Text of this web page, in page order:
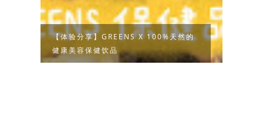
【体验分享】GREENS X 100%天然的
健康美容保健饮品